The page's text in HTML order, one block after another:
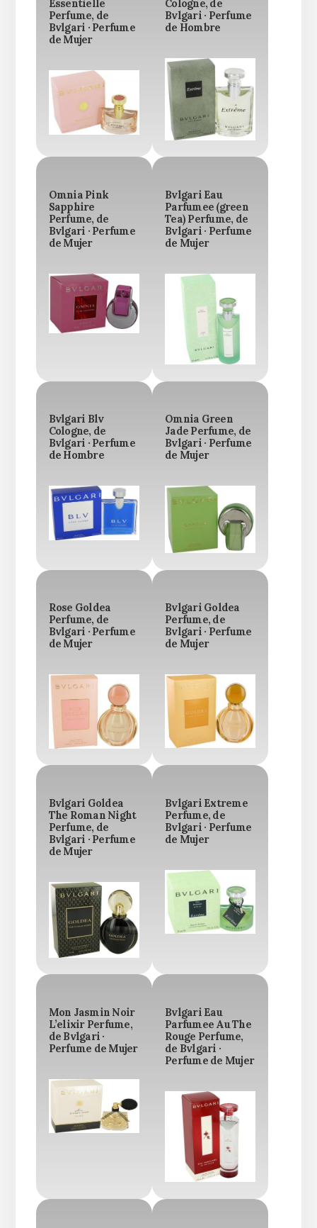
Essentielle
Perfume, de
Bvlgari · Perfume
de Mujer
Cologne, de
Bvlgari · Perfume
de Hombre
Omnia Pink
Sapphire
Perfume, de
Bvlgari · Perfume
de Mujer
Bvlgari Eau
Parfumee (green
Tea) Perfume, de
Bvlgari · Perfume
de Mujer
Bvlgari Blv
Cologne, de
Bvlgari · Perfume
de Hombre
Omnia Green
Jade Perfume, de
Bvlgari · Perfume
de Mujer
Rose Goldea
Perfume, de
Bvlgari · Perfume
de Mujer
Bvlgari Goldea
Perfume, de
Bvlgari · Perfume
de Mujer
Bvlgari Goldea
The Roman Night
Perfume, de
Bvlgari · Perfume
de Mujer
Bvlgari Extreme
Perfume, de
Bvlgari · Perfume
de Mujer
Mon Jasmin Noir
L’elixir Perfume,
de Bvlgari ·
Perfume de Mujer
Bvlgari Eau
Parfumee Au The
Rouge Perfume,
de Bvlgari ·
Perfume de Mujer